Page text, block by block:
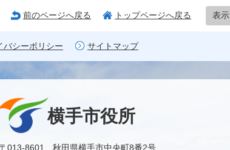
前のページへ戻る トップページへ戻る 表示
バシーポリシー サイトマップ
横手市役所
〒013-8601 秋田県横手市中央町8番2号